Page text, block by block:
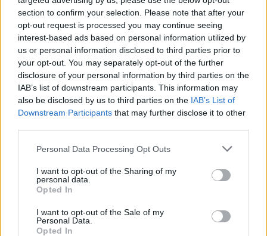
section to confirm your selection. Please note that after your
opt-out request is processed you may continue seeing
interest-based ads based on personal information utilized by
us or personal information disclosed to third parties prior to
your opt-out. You may separately opt-out of the further
disclosure of your personal information by third parties on the
IAB’s list of downstream participants. This information may
also be disclosed by us to third parties on the IAB’s List of
Downstream Participants that may further disclose it to other
Personal Data Processing Opt Outs
I want to opt-out of the Sharing of my
personal data.
Opted In
I want to opt-out of the Sale of my
Personal Data.
Opted In
Ανέστης Ευαγγελόπουλος: Η γνωστή
παρουσιάστρια που αρνήθηκε να πάει στο podcast
του και η αποστομωτική απάντησή του